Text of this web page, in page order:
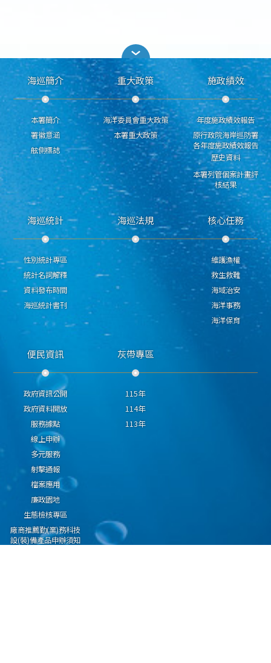
海巡簡介
本署簡介
署徽意涵
舷側標誌
重大政策
海洋委員會重大政策
本署重大政策
施政績效
年度施政績效報告
原行政院海岸巡防署
各年度施政績效報告
歷史資料
本署列管個案計畫評
核結果
海巡統計
性別統計專區
統計名詞解釋
資料發布時間
海巡統計書刊
海巡法規 核心任務
維護漁權
救生救難
海域治安
海洋事務
海洋保育
便民資訊
政府資訊公開
政府資料開放
服務據點
線上申辦
多元服務
射擊通報
檔案應用
廉政園地
生態檢核專區
廠商推薦勤(業)務科技
設(裝)備產品申辦須知
灰帶專區
115年
114年
113年